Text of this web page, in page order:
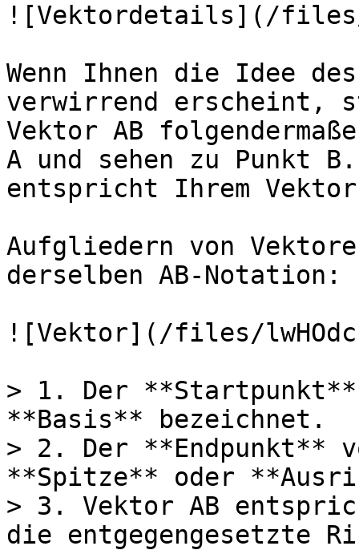
![Vektordetails](/files/
Wenn Ihnen die Idee
verwirrend erscheint,
Vektor AB
A und sehen zu Punkt
entspricht Ihrem
Aufgliedern von
derselben AB-Notation:
![Vektor](/files/
> 1. Der
**Basis** bezeichnet.
> 2. Der **Endpunkt**
**Spitze** oder
> 3. Vektor AB
die entgegengesetzte